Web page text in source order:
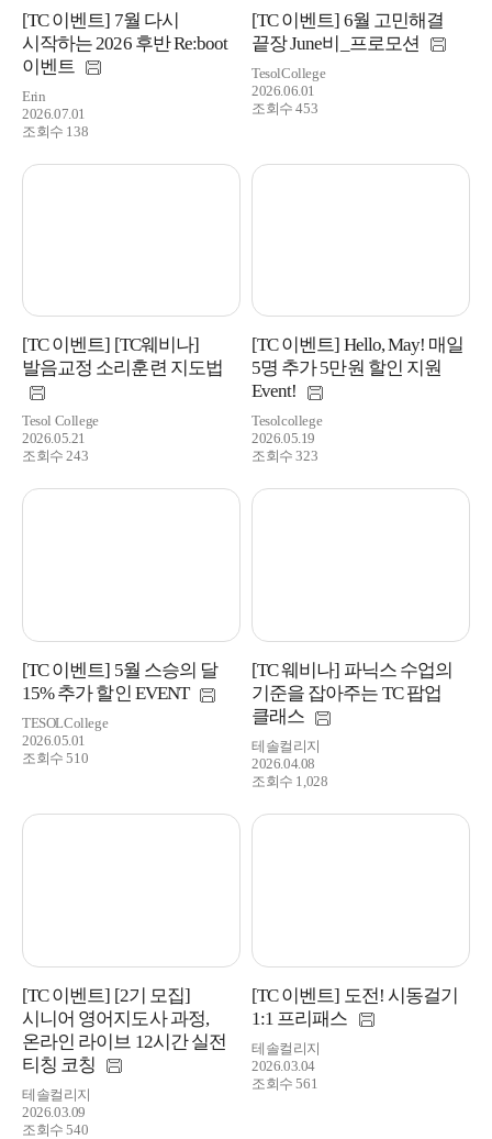
[TC 이벤트] 7월 다시
시작하는 2026 후반 Re:boot
이벤트
Erin
2026.07.01
조회수 138
[TC 이벤트] 6월 고민해결
끝장 June비_프로모션
TesolCollege
2026.06.01
조회수 453
[TC 이벤트] [TC웨비나]
발음교정 소리훈련 지도법
Tesol College
2026.05.21
조회수 243
[TC 이벤트] Hello, May! 매일
5명 추가 5만원 할인 지원
Event!
Tesolcollege
2026.05.19
조회수 323
[TC 이벤트] 5월 스승의 달
15% 추가 할인 EVENT
TESOLCollege
2026.05.01
조회수 510
[TC 웨비나] 파닉스 수업의
기준을 잡아주는 TC 팝업
클래스
테솔컬리지
2026.04.08
조회수 1,028
[TC 이벤트] [2기 모집]
시니어 영어지도사 과정,
온라인 라이브 12시간 실전
티칭 코칭
테솔컬리지
2026.03.09
조회수 540
[TC 이벤트] 도전! 시동걸기
1:1 프리패스
테솔컬리지
2026.03.04
조회수 561